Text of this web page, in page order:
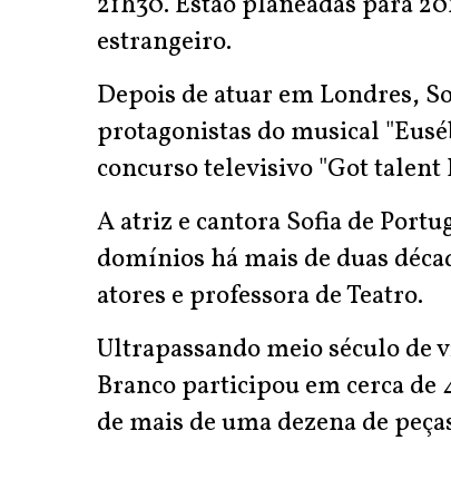
estrangeiro.
Depois de atuar em Londres,
protagonistas do musical
concurso televisivo "Got talent
A atriz e cantora Sofia de
domínios há mais de duas
atores e professora de Teatro.
Ultrapassando meio século de
Branco participou em cerca de
de mais de uma dezena de